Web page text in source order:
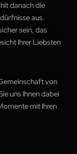
danach die
aus.
sein, das
Ihrer Liebsten
von
uns Ihnen dabei
mit Ihren